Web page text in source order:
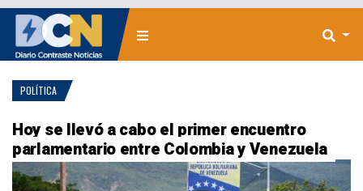
POLÍTICA
Hoy se llevó a cabo el primer encuentro
parlamentario entre Colombia y Venezuela